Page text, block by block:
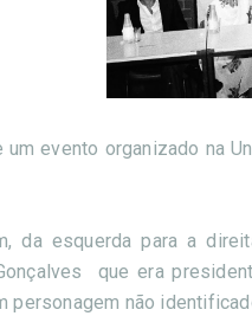
evento organizado na
da esquerda para a
que era
personagem não